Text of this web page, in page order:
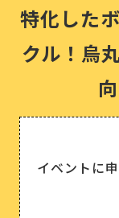
特化した
クル！烏
イベントに